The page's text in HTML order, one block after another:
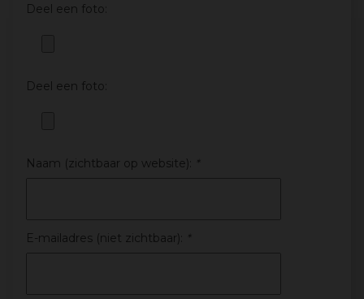
Deel een foto:
Deel een foto:
Naam (zichtbaar op website): *
E-mailadres (niet zichtbaar): *